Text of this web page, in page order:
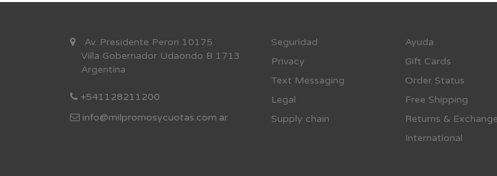
Av. Presidente Peron 10175
Villa Gobernador Udaondo B 1713
Argentina
+541128211200
info@milpromosycuotas.com.ar
Seguridad
Privacy
Text Messaging
Legal
Supply chain
Ayuda
Gift Cards
Order Status
Free Shipping
Returns &
International